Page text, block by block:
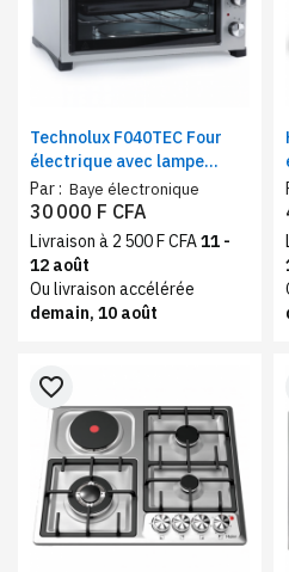
Technolux F040TEC Four
électrique avec lampe
intérieure, Puissance 1420
W, Acier inox
Par : Baye électronique
30 000 F CFA
Livraison à 2 500 F CFA11 -
12 août
Ou livraison accélérée
demain, 10 août
favorite_border